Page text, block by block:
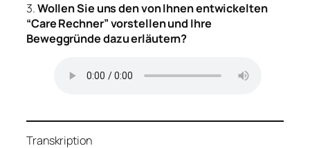
3.Wollen Sie uns den von Ihnen entwickelten
“Care Rechner” vorstellen und Ihre
Beweggründe dazu erläutern?
Transkription